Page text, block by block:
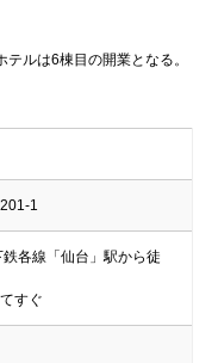
ルは6棟目の開業となる。
1
各線「仙台」駅から徒
すぐ